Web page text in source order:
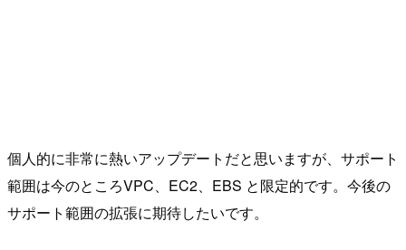
個人的に非常に熱いアップデートだと思いますが、サポート
範囲は今のところVPC、EC2、EBS と限定的です。今後の
サポート範囲の拡張に期待したいです。